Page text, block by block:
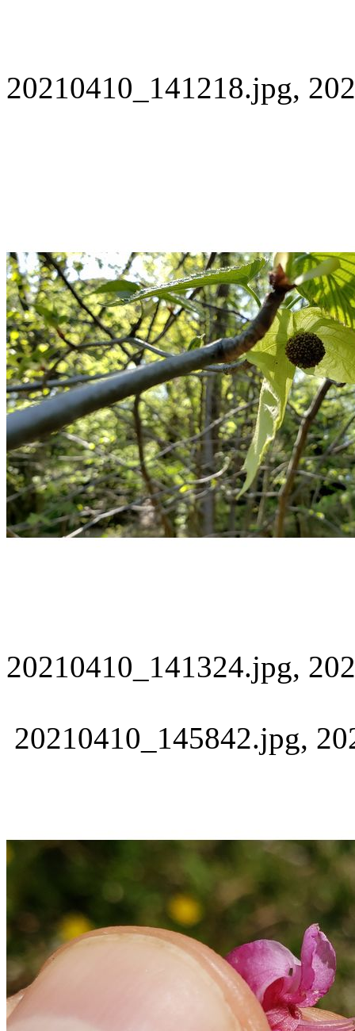
20210410_141218.jpg,
20210410_141324.jpg,
20210410_145842.jpg,